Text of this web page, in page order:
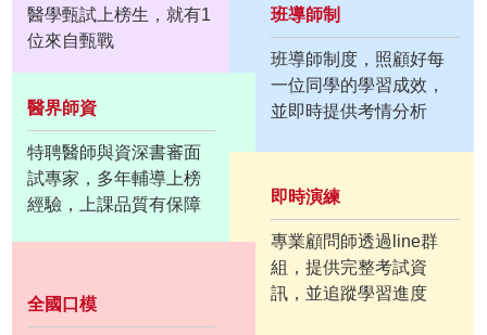
醫學甄試上榜生，就有1
位來自甄戰
班導師制
班導師制度，照顧好每
一位同學的學習成效，
並即時提供考情分析
醫界師資
特聘醫師與資深書審面
試專家，多年輔導上榜
經驗，上課品質有保障
即時演練
專業顧問師透過line群
組，提供完整考試資
訊，並追蹤學習進度
全國口模